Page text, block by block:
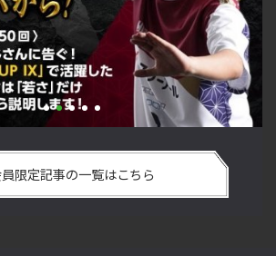
けじゃないから説明します！【ストーム
ーのゲンバから！ 第50回】
限定記事の一覧はこちら